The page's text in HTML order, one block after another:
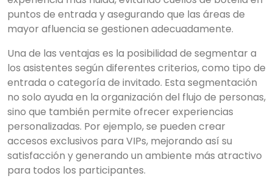
puntos de entrada y asegurando que las áreas de
mayor afluencia se gestionen adecuadamente.
Una de las ventajas es la posibilidad de segmentar a
los asistentes según diferentes criterios, como tipo de
entrada o categoría de invitado. Esta segmentación
no solo ayuda en la organización del flujo de personas,
sino que también permite ofrecer experiencias
personalizadas. Por ejemplo, se pueden crear
accesos exclusivos para VIPs, mejorando así su
satisfacción y generando un ambiente más atractivo
para todos los participantes.